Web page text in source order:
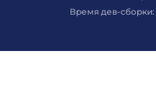
Время дев-сборки: